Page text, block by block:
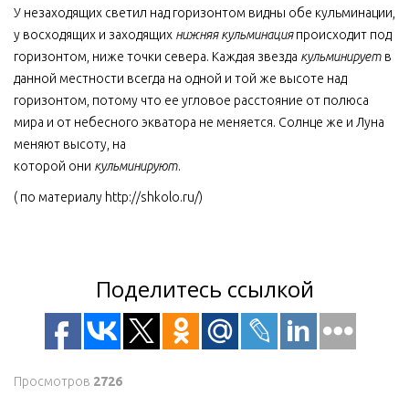
У незаходящих светил над горизонтом видны обе кульминации,
у восходящих и заходящих нижняя кульминацияпроисходит под
горизонтом, ниже точки севера. Каждая звезда кульминирует в
данной местности всегда на одной и той же высоте над
горизонтом, потому что ее угловое расстояние от полюса
мира и от небесного экватора не меняется. Солнце же и Луна
меняют высоту, на
которой они кульминируют.
( по материалу http://shkolo.ru/)
Поделитесь ссылкой
Просмотров 2726